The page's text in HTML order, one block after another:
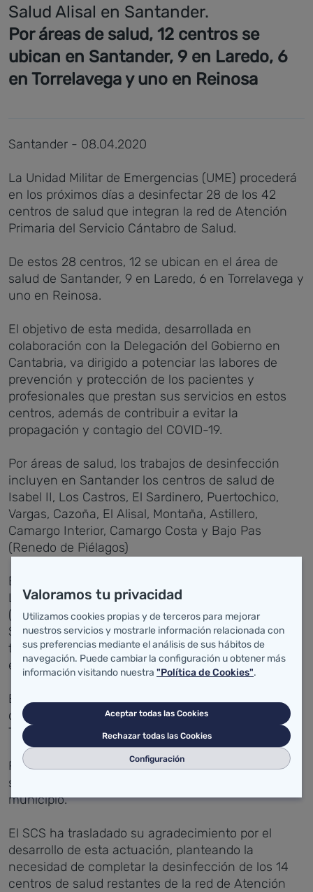
Salud Alisal en Santander.
Por áreas de salud, 12 centros se
ubican en Santander, 9 en Laredo, 6
en Torrelavega y uno en Reinosa
Santander - 08.04.2020
La Unidad Militar de Emergencias (UME) procederá
en los próximos días a desinfectar 28 de los 42
centros de salud que integran la red de Atención
Primaria del Servicio Cántabro de Salud.
De estos 28 centros, 12 se ubican en el área de
salud de Santander, 9 en Laredo, 6 en Torrelavega y
uno en Reinosa.
El objetivo de esta medida, desarrollada en
colaboración con la Delegación del Gobierno en
Cantabria, va dirigido a potenciar las labores de
prevención y protección de los pacientes y
profesionales que prestan sus servicios en estos
centros, además de contribuir a evitar la
propagación y contagio del COVID-19.
Por áreas de salud, los trabajos de desinfección
incluyen en Santander los centros de salud de
Isabel II, Los Castros, El Sardinero, Puertochico,
Vargas, Cazoña, El Alisal, Montaña, Astillero,
Camargo Interior, Camargo Costa y Bajo Pas
(Renedo de Piélagos)
En Laredo, se actuará en los centros de salud de
Laredo, La Barrera (Castro Urdiales), Cotolino
(Castro Urdiales), Ramales, Bajo Asón (Ampuero),
Santoña, Meruelo y Gama. En esta área de salud
también se realizarán trabajos de desinfección en
el consultorio de Limpias.
En cuanto al área de Torrelavega, figuran los
centros de salud Zapatón, Covadonga, Dobra,
Tanos, Buelna y San Vicente.
Finalmente, en Reinosa las labores de desinfección
se llevarán a cabo en el centro de salud de este
municipio.
El SCS ha trasladado su agradecimiento por el
desarrollo de esta actuación, planteando la
necesidad de completar la desinfección de los 14
centros de salud restantes de la red de Atención
Valoramos tu privacidad
Utilizamos cookies propias y de terceros para mejorar
nuestros servicios y mostrarle información relacionada con
sus preferencias mediante el análisis de sus hábitos de
navegación. Puede cambiar la configuración u obtener más
información visitando nuestra "Política de Cookies".
Aceptar todas las Cookies
Rechazar todas las Cookies
Configuración